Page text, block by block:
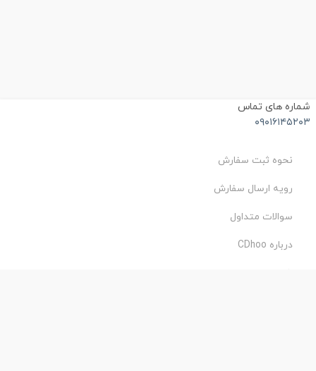
شماره های تماس
۰۹۰۱۶۱۴۵۲۰۳
نحوه ثبت سفارش
رویه ارسال سفارش
سوالات متداول
درباره CDhoo